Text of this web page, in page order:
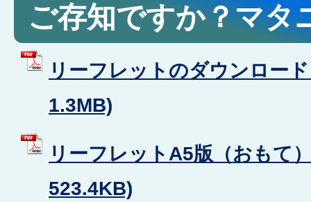
ご存知ですか？マタ
リーフレットのダウンロー
1.3MB)
リーフレットA5版（おもて
523.4KB)